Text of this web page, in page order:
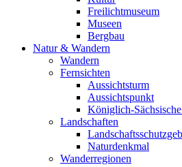
Freilichtmuseum
Museen
Bergbau
Natur & Wandern
Wandern
Fernsichten
Aussichtsturm
Aussichtspunkt
Königlich-
Landschaften
Naturdenkmal
Wanderregionen